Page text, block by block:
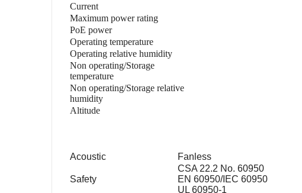
Current
Maximum power rating
PoE power
Operating temperature
Operating relative humidity
Non operating/Storage
temperature
Non operating/Storage relative
humidity
Altitude
Acoustic Fanless
Safety
CSA 22.2 No. 60950
EN 60950/IEC 60950
UL 60950-1